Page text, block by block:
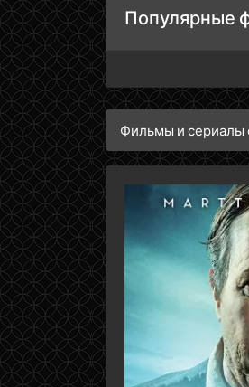
Популярные
Фильмы и сериалы